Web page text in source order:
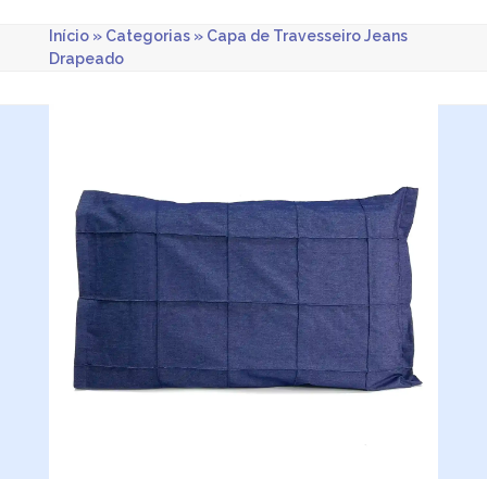
Início» Categorias» Capa de Travesseiro Jeans
Drapeado